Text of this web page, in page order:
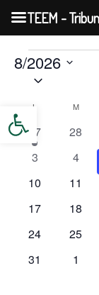
Abrir barra de
Eventos
8/2026
Selecciona
fecha.
Calendario
de
Eventos
L M
1
evento
27
0
28
0
3
0
4
0
10
0
11
0
17
0
18
0
24
0
25
0
31
0
1
TEEM -